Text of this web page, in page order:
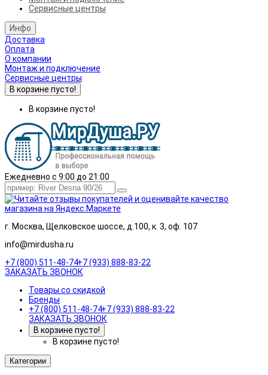
Сервисные центры
Инфо
Доставка
Оплата
О компании
Монтаж и подключение
Сервисные центры
В корзине пусто!
В корзине пусто!
Ежедневно с 9:00 до 21:00
г. Москва, Щелковское шоссе, д.100, к. 3, оф. 107
info@mirdusha.ru
+7 (800) 511-48-74+7 (933) 888-83-22
ЗАКАЗАТЬ ЗВОНОК
Товары со скидкой
Бренды
+7 (800) 511-48-74+7 (933) 888-83-22
ЗАКАЗАТЬ ЗВОНОК
В корзине пусто!
В корзине пусто!
Категории